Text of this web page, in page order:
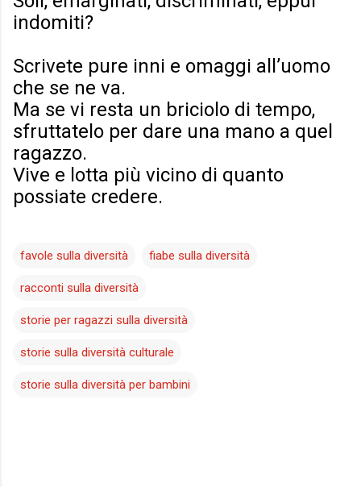
indomiti?
Scrivete pure inni e omaggi all’uomo
che se ne va.
Ma se vi resta un briciolo di tempo,
sfruttatelo per dare una mano a quel
ragazzo.
Vive e lotta più vicino di quanto
possiate credere.
favole sulla diversità fiabe sulla diversità
racconti sulla diversità
storie per ragazzi sulla diversità
storie sulla diversità culturale
storie sulla diversità per bambini